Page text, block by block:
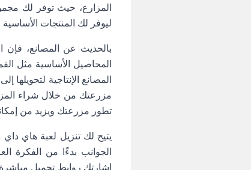
المزارع، حيث توفر لك
ليوفر لك المنتجات
المحاصيل الأساسية مثل
المصانع الإنتاجية لتحويلها
مزرعتك من خلال شراء
تطور مزرعتك ويزيد من
يتيح لك تنزيل لعبة هاي
الجوانب بدءًا من الفكرة
إشارتك روابط تحميل مباشرة